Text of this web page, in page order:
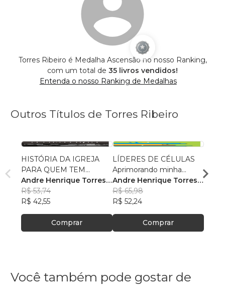
Torres Ribeiro é Medalha Ascensão no nosso Ranking,
com um total de 35 livros vendidos!
Entenda o nosso Ranking de Medalhas
Outros Títulos de Torres Ribeiro
HISTÓRIA DA IGREJA
PARA QUEM TEM
PRESSA
Andre Henrique Torres
Ribeiro
R$ 53,74
R$ 42,55
Comprar
LÍDERES DE CÉLULAS
Aprimorando minha
liderança
Andre Henrique Torres
Ribeiro
R$ 65,98
R$ 52,24
Comprar
Você também pode gostar de